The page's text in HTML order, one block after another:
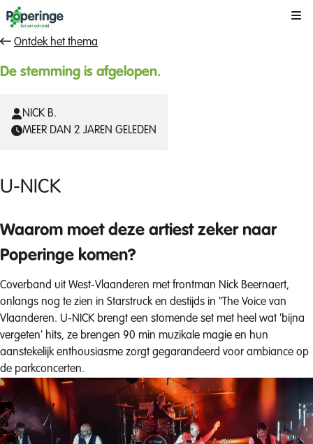
Ontdek het thema
De stemming is afgelopen.
NICK B.
MEER DAN 2 JAREN GELEDEN
U-NICK
Waarom moet deze artiest zeker naar
Poperinge komen?
Coverband uit West-Vlaanderen met frontman Nick Beernaert,
onlangs nog te zien in Starstruck en destijds in "The Voice van
Vlaanderen. U-NICK brengt een stomende set met heel wat 'bijna
vergeten' hits, ze brengen 90 min muzikale magie en hun
aanstekelijk enthousiasme zorgt gegarandeerd voor ambiance op
de parkconcerten.